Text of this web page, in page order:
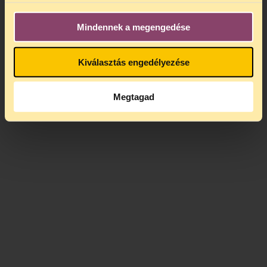
Mindennek a megengedése
Kiválasztás engedélyezése
Megtagad